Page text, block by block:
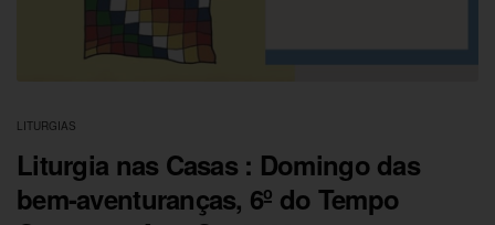
LITURGIAS
Liturgia nas Casas : Domingo das
bem-aventuranças, 6º do Tempo